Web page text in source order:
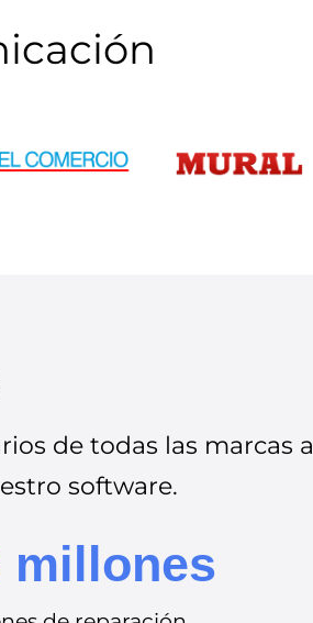
de todas las marcas a
software.
millones